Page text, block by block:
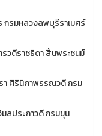
กรมหลวงลพบุรีราเมศร์
รวดีราชธิดา สิ้นพระชนม์
า ศิรินิภาพรรณวดี กรม
มลประภาวดี กรมขุน